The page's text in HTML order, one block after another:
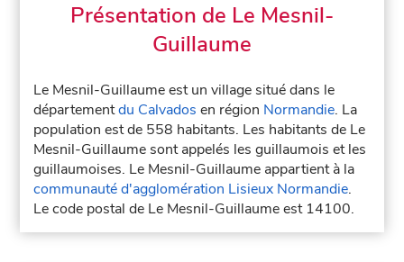
Présentation de Le Mesnil-
Guillaume
Le Mesnil-Guillaume est un village situé dans le
départementdu Calvados en région Normandie. La
population est de 558 habitants. Les habitants de Le
Mesnil-Guillaume sont appelés les guillaumois et les
guillaumoises. Le Mesnil-Guillaume appartient à la
communauté d'agglomération Lisieux Normandie.
Le code postal de Le Mesnil-Guillaume est 14100.